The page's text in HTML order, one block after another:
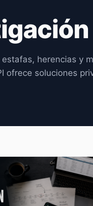
herencias y
ofrece soluciones